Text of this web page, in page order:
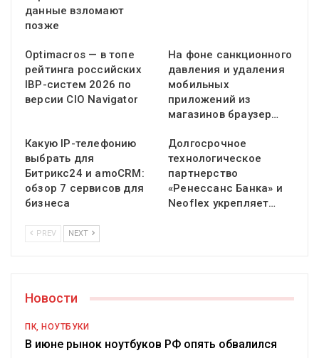
данные взломают
позже
Optimacros — в топе
рейтинга российских
IBP-систем 2026 по
версии CIO Navigator
На фоне санкционного
давления и удаления
мобильных
приложений из
магазинов браузер…
Какую IP-телефонию
выбрать для
Битрикс24 и amoCRM:
обзор 7 сервисов для
бизнеса
Долгосрочное
технологическое
партнерство
«Ренессанс Банка» и
Neoflex укрепляет…
PREV NEXT
Новости
ПК, НОУТБУКИ
В июне рынок ноутбуков РФ опять обвалился